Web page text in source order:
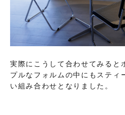
実際にこうして合わせてみると
プルなフォルムの中にもスティ
い組み合わせとなりました。